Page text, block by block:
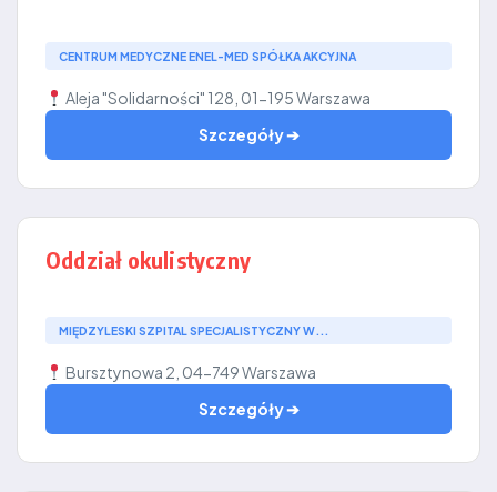
CENTRUM MEDYCZNE ENEL-MED SPÓŁKA AKCYJNA
Aleja "Solidarności" 128, 01-195 Warszawa
Szczegóły ➔
Oddział okulistyczny
MIĘDZYLESKI SZPITAL SPECJALISTYCZNY W...
Bursztynowa 2, 04-749 Warszawa
Szczegóły ➔